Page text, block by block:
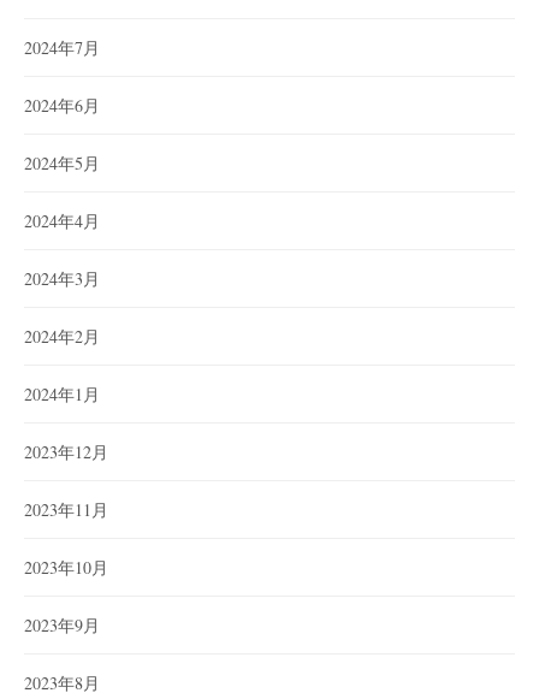
2024年7月
2024年6月
2024年5月
2024年4月
2024年3月
2024年2月
2024年1月
2023年12月
2023年11月
2023年10月
2023年9月
2023年8月